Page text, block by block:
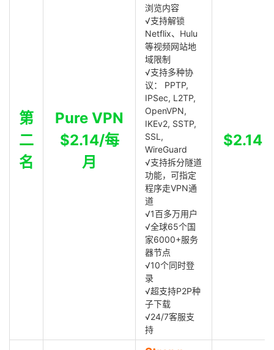
第
二
名
Pure VPN
$2.14/每
月
浏览内容
√支持解锁
Netflix、Hulu
等视频网站地
域限制
√支持多种协
议： PPTP,
IPSec, L2TP,
OpenVPN,
IKEv2, SSTP,
SSL,
WireGuard
√支持拆分隧道
功能，可指定
程序走VPN通
道
√1百多万用户
√全球65个国
家6000+服务
器节点
√10个同时登
录
√超支持P2P种
子下载
√24/7客服支
持
$2.14